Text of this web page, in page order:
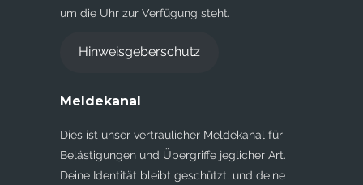
um die Uhr zur Verfügung steht.
Hinweisgeberschutz
Meldekanal
Dies ist unser vertraulicher Meldekanal für
Belästigungen und Übergriffe jeglicher Art.
Deine Identität bleibt geschützt, und deine